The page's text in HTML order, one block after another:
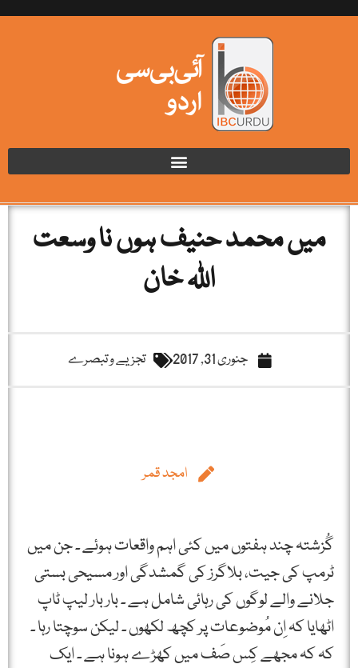
میں محمد حنیف ہوں نا وسعت
اللہ خان
جنوری 31, 2017 تجزیے و تبصرے
امجد قمر
گُزشتہ چند ہفتوں میں کئی اہم واقعات ہوئے ۔ جن میں
ٹرمپ کی جیت، بلاگرز کی گمشدگی اور مسیحی بستی
جلانے والے لوگوں کی رہائی شامل ہے ۔ بار بار لیپ ٹاپ
اٹھایا کہ اِن مُوضوعات پر کچھ لکھوں ۔ لیکن سوچتا رہا ۔
کہ کہ مجھے کِس صَف میں کھڑے ہونا ہے ۔ ایک